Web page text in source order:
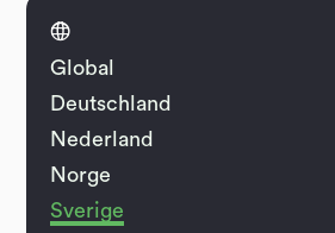

Global
Deutschland
Nederland
Norge
Sverige